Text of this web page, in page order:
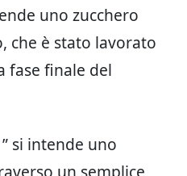
uno zucchero
che è stato lavorato
fase finale del
si intende uno
un semplice